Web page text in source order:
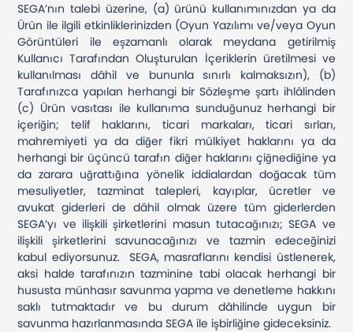
SEGA’nın talebi üzerine, (a) ürünü kullanımınızdan ya da
Ürün ile ilgili etkinliklerinizden (Oyun Yazılımı ve/veya Oyun
Görüntüleri ile eşzamanlı olarak meydana getirilmiş
Kullanıcı Tarafından Oluşturulan İçeriklerin üretilmesi ve
kullanılması dâhil ve bununla sınırlı kalmaksızın), (b)
Tarafınızca yapılan herhangi bir Sözleşme şartı ihlâlinden
(c) Ürün vasıtası ile kullanıma sunduğunuz herhangi bir
içeriğin; telif haklarını, ticari markaları, ticari sırları,
mahremiyeti ya da diğer fikri mülkiyet haklarını ya da
herhangi bir üçüncü tarafın diğer haklarını çiğnediğine ya
da zarara uğrattığına yönelik iddialardan doğacak tüm
mesuliyetler, tazminat talepleri, kayıplar, ücretler ve
avukat giderleri de dâhil olmak üzere tüm giderlerden
SEGA’yı ve ilişkili şirketlerini masun tutacağınızı; SEGA ve
ilişkili şirketlerini savunacağınızı ve tazmin edeceğinizi
kabul ediyorsunuz. SEGA, masraflarını kendisi üstlenerek,
aksi halde tarafınızın tazminine tabi olacak herhangi bir
hususta münhasır savunma yapma ve denetleme hakkını
saklı tutmaktadır ve bu durum dâhilinde uygun bir
savunma hazırlanmasında SEGA ile işbirliğine gideceksiniz.